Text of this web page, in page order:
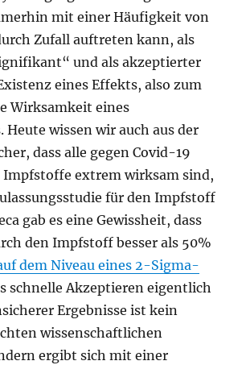
mit einer Häufigkeit von
Zufall auftreten kann, als
und als akzeptierter
eines Effekts, also zum
Wirksamkeit eines
wissen wir auch aus der
dass alle gegen Covid-19
Impfstoffe extrem wirksam sind,
für den Impfstoff
gab es eine Gewissheit, dass
den Impfstoff besser als 50%
dem Niveau eines 2-Sigma-
schnelle Akzeptieren eigentlich
Ergebnisse ist kein
wissenschaftlichen
ergibt sich mit einer